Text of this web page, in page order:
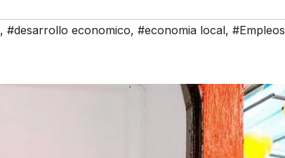
, #desarrollo economico, #economia local, #Empleos